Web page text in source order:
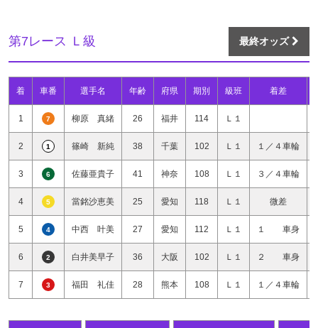
第7レース Ｌ級 最終オッズ
着 車番 選手名 年齢 府県 期別 級班 着差
1 7 柳原 真緒 26 福井 114 Ｌ１
2 1 篠崎 新純 38 千葉 102 Ｌ１ １／４車輪
3 6 佐藤亜貴子 41 神奈 108 Ｌ１ ３／４車輪
4 5 當銘沙恵美 25 愛知 118 Ｌ１ 微差
5 4 中西 叶美 27 愛知 112 Ｌ１ １ 車身
6 2 白井美早子 36 大阪 102 Ｌ１ ２ 車身
7 3 福田 礼佳 28 熊本 108 Ｌ１ １／４車輪